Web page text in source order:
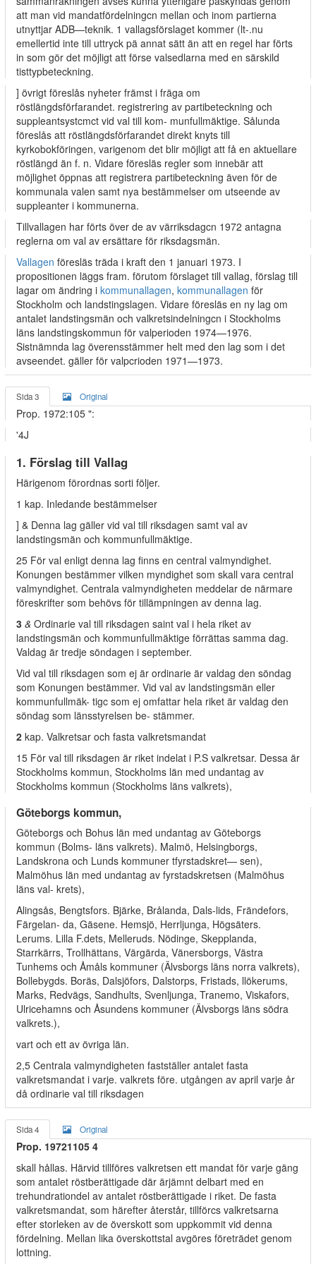
att man vid mandatfördelningcn mellan och inom partierna
utnyttjar ADB—teknik. 1 vallagsförslaget kommer (lt-.nu
emellertid inte till uttryck pä annat sätt än att en regel har förts
in som gör det möjligt att förse valsedlarna med en särskild
tisttypbeteckning.
] övrigt föreslås nyheter främst i fräga om
röstlängdsförfarandet. registrering av partibeteckning och
suppleantsystcmct vid val till kom- munfullmäktige. Sålunda
föreslås att röstlängdsförfarandet direkt knyts till
kyrkobokföringen, varigenom det blir möjligt att få en aktuellare
röstlängd än f. n. Vidare föresläs regler som innebär att
möjlighet öppnas att registrera partibeteckning även för de
kommunala valen samt nya bestämmelser om utseende av
suppleanter i kommunerna.
Tillvallagen har förts över de av värriksdagcn 1972 antagna
reglerna om val av ersättare för riksdagsmän.
Vallagen föresläs träda i kraft den 1 januari 1973. I
propositionen läggs fram. förutom förslaget till vallag, förslag till
lagar om ändring i kommunallagen, kommunallagen för
Stockholm och landstingslagen. Vidare föresläs en ny lag om
antalet landstingsmän och valkretsindelningcn i Stockholms
läns landstingskommun för valperioden 1974—1976.
Sistnämnda lag överensstämmer helt med den lag som i det
avseendet. gäller för valpcrioden 1971—1973.
Sida 3 Original
Prop. 1972:105 ":
'4J
1. Förslag till Vallag
Härigenom förordnas sorti följer.
1 kap. Inledande bestämmelser
] & Denna lag gäller vid val till riksdagen samt val av
landstingsmän och kommunfullmäktige.
25 För val enligt denna lag finns en central valmyndighet.
Konungen bestämmer vilken myndighet som skall vara central
valmyndighet. Centrala valmyndigheten meddelar de närmare
föreskrifter som behövs för tillämpningen av denna lag.
3 & Ordinarie val till riksdagen saint val i hela riket av
landstingsmän och kommunfullmäktige förrättas samma dag.
Valdag är tredje söndagen i september.
Vid val till riksdagen som ej är ordinarie är valdag den söndag
som Konungen bestämmer. Vid val av landstingsmän eller
kommunfullmäk- tigc som ej omfattar hela riket är valdag den
söndag som länsstyrelsen be- stämmer.
2 kap. Valkretsar och fasta valkretsmandat
15 För val till riksdagen är riket indelat i P.S valkretsar. Dessa är
Stockholms kommun, Stockholms län med undantag av
Stockholms kommun (Stockholms läns valkrets),
Göteborgs kommun,
Göteborgs och Bohus län med undantag av Göteborgs
kommun (Bolms- läns valkrets). Malmö, Helsingborgs,
Landskrona och Lunds kommuner tfyrstadskret— sen),
Malmöhus län med undantag av fyrstadskretsen (Malmöhus
läns val- krets),
Alingsås, Bengtsfors. Bjärke, Brålanda, Dals-lids, Frändefors,
Färgelan- da, Gäsene. Hemsjö, Herrljunga, Högsäters.
Lerums. Lilla F.dets, Melleruds. Nödinge, Skepplanda,
Starrkärrs, Trollhättans, Värgärda, Vänersborgs, Västra
Tunhems och Åmåls kommuner (Älvsborgs läns norra valkrets),
Bollebygds. Boräs, Dalsjöfors, Dalstorps, Fristads, llökerums,
Marks, Redvägs, Sandhults, Svenljunga, Tranemo, Viskafors,
Ulricehamns och Åsundens kommuner (Älvsborgs läns södra
valkrets.),
vart och ett av övriga län.
2,5 Centrala valmyndigheten fastställer antalet fasta
valkretsmandat i varje. valkrets före. utgången av april varje år
då ordinarie val till riksdagen
Sida 4 Original
Prop. 19721105 4
skall hållas. Härvid tillföres valkretsen ett mandat för varje gäng
som antalet röstberättigade där ärjämnt delbart med en
trehundrationdel av antalet röstberättigade i riket. De fasta
valkretsmandat, som härefter återstår, tillförcs valkretsarna
efter storleken av de överskott som uppkommit vid denna
fördelning. Mellan lika överskottstal avgöres företrädet genom
lottning.